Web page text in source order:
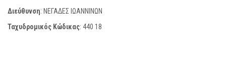
Διεύθυνση: ΝΕΓΑΔΕΣ ΙΩΑΝΝΙΝΩΝ
Ταχυδρομικός Κώδικας: 440 18